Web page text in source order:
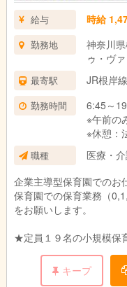
給与 時給
勤務地
神奈川
ゥ・ヴ
最寄駅 JR根岸
勤務時間
6:45～
※午前の
※休憩：
職種
医療・
企業主導型保育園でのお
保育園での保育業務（
をお願いします。
★定員１９名の小規模保
ご家庭、職員、地域の
れるような環境づくりを
キープ